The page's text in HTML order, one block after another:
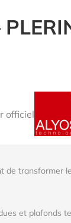
officiel
de transformer
et plafonds